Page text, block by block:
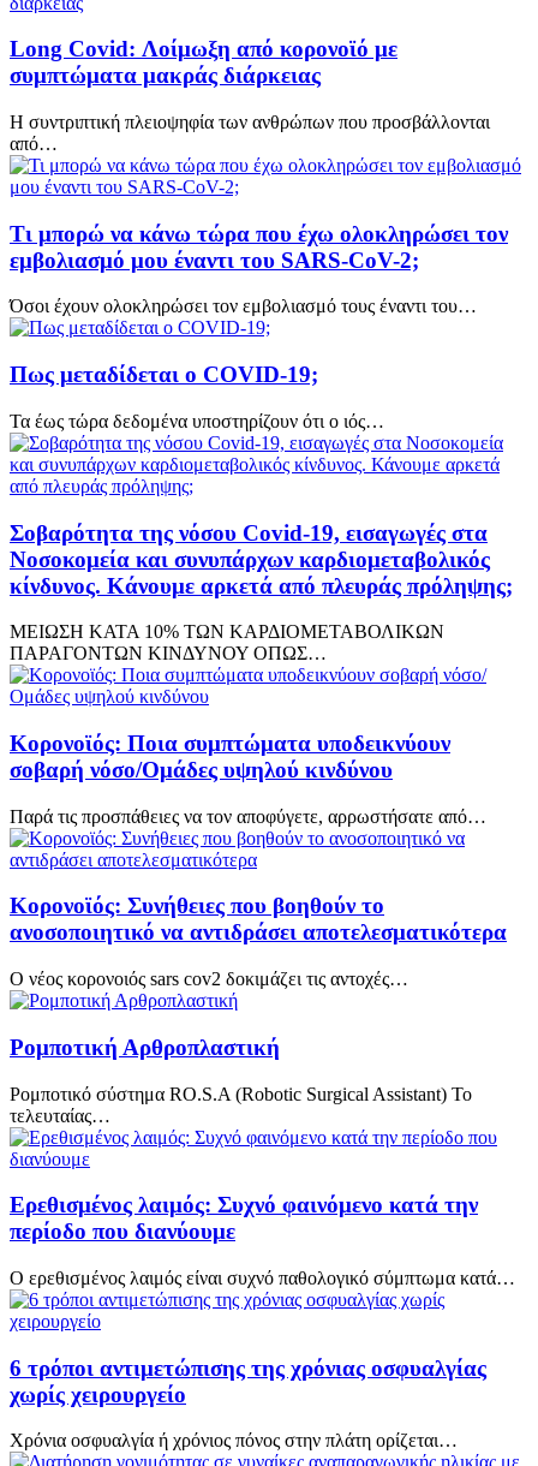
Long Covid: Λοίμωξη από κορονοϊό με
συμπτώματα μακράς διάρκειας
H συντριπτική πλειοψηφία των ανθρώπων που προσβάλλονται
από…
Τι μπορώ να κάνω τώρα που έχω ολοκληρώσει τον
εμβολιασμό μου έναντι του SARS-CoV-2;
Όσοι έχουν ολοκληρώσει τον εμβολιασμό τους έναντι του…
Πως μεταδίδεται ο COVID-19;
Τα έως τώρα δεδομένα υποστηρίζουν ότι ο ιός…
Σοβαρότητα της νόσου Covid-19, εισαγωγές στα
Νοσοκομεία και συνυπάρχων καρδιομεταβολικός
κίνδυνος. Κάνουμε αρκετά από πλευράς πρόληψης;
ΜΕΙΩΣΗ ΚΑΤΑ 10% ΤΩΝ ΚΑΡΔΙΟΜΕΤΑΒΟΛΙΚΩΝ
ΠΑΡΑΓΟΝΤΩΝ ΚΙΝΔΥΝΟΥ ΟΠΩΣ…
Κορονοϊός: Ποια συμπτώματα υποδεικνύουν
σοβαρή νόσο/Ομάδες υψηλού κινδύνου
Παρά τις προσπάθειες να τον αποφύγετε, αρρωστήσατε από…
Κορονοϊός: Συνήθειες που βοηθούν το
ανοσοποιητικό να αντιδράσει αποτελεσματικότερα
Ο νέος κορονοιός sars cov2 δοκιμάζει τις αντοχές…
Ρομποτική Αρθροπλαστική
Ρομποτικό σύστημα RO.S.A (Robotic Surgical Assistant) To
τελευταίας…
Ερεθισμένος λαιμός: Συχνό φαινόμενο κατά την
περίοδο που διανύουμε
Ο ερεθισμένος λαιμός είναι συχνό παθολογικό σύμπτωμα κατά…
6 τρόποι αντιμετώπισης της χρόνιας οσφυαλγίας
χωρίς χειρουργείο
Χρόνια οσφυαλγία ή χρόνιος πόνος στην πλάτη ορίζεται…